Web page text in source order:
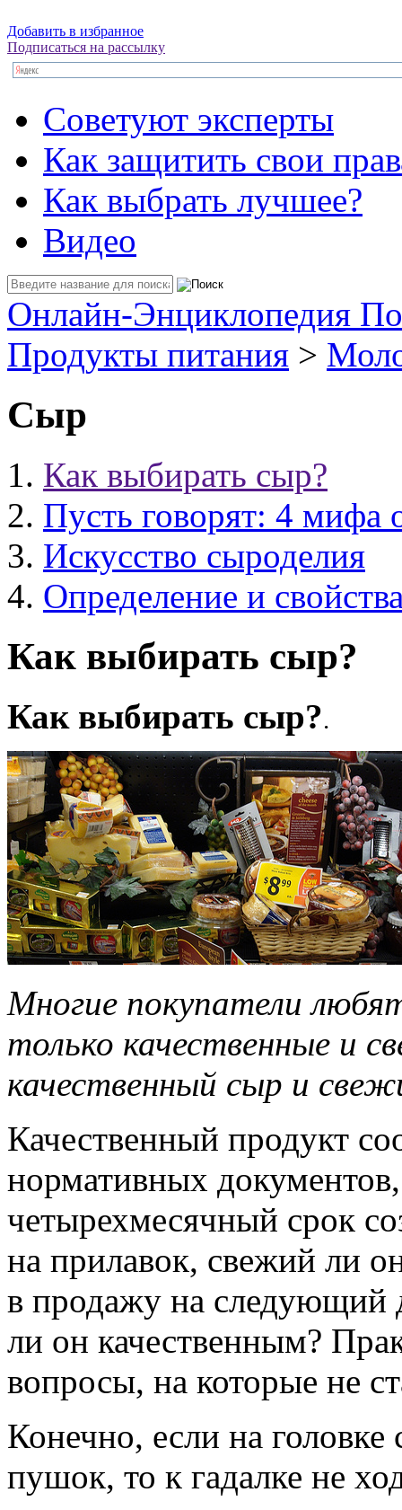
Добавить в избранное
Подписаться на рассылку
Советуют эксперты
Как защитить свои
Как выбрать лучшее?
Видео
Онлайн-Энциклопедия
Продукты питания >
Сыр
Как выбирать сыр?
Пусть говорят: 4 мифа
Искусство сыроделия
Определение и
Как выбирать сыр?
Как выбирать сыр?.
Многие покупатели
только качественные и
качественный сыр и
Качественный продукт
нормативных
четырехмесячный срок
на прилавок, свежий ли
в продажу на следующий
ли он качественным?
вопросы, на которые не
Конечно, если на головке
пушок, то к гадалке не